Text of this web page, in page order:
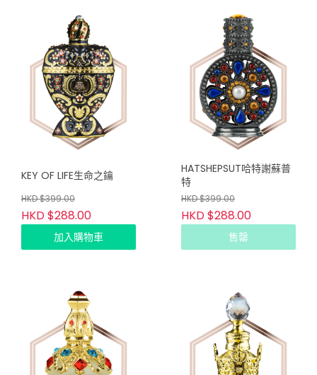
KEY OF LIFE生命之鑰
HKD $399.00
HKD $288.00
加入購物車
HATSHEPSUT哈特謝蘇普
特
HKD $399.00
HKD $288.00
售罄